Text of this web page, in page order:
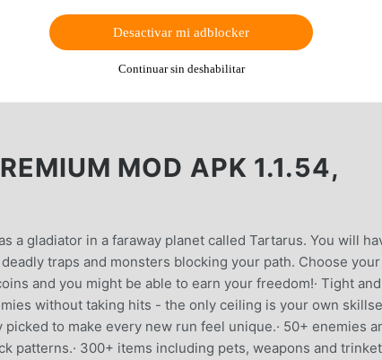
MOD APK 1.1.54,
a gladiator in a faraway planet called Tartarus. You will
traps and monsters blocking your path. Choose your
and you might be able to earn your freedom!· Tight and
without taking hits - the only ceiling is your own
to make every new run feel unique.· 50+ enemies
patterns.· 300+ items including pets, weapons and
Desactivar mi adblocker
Continuar sin deshabilitar